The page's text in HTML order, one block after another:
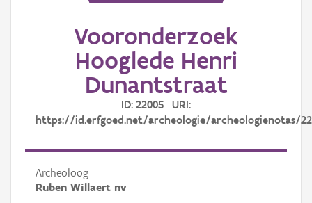
Vooronderzoek
Hooglede Henri
Dunantstraat
ID: 22005 URI:
https://id.erfgoed.net/archeologie/archeologienotas/
Archeoloog
Ruben Willaert nv